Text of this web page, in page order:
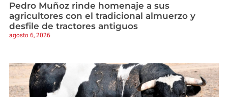
Pedro Muñoz rinde homenaje a sus
agricultores con el tradicional almuerzo y
desfile de tractores antiguos
agosto 6, 2026